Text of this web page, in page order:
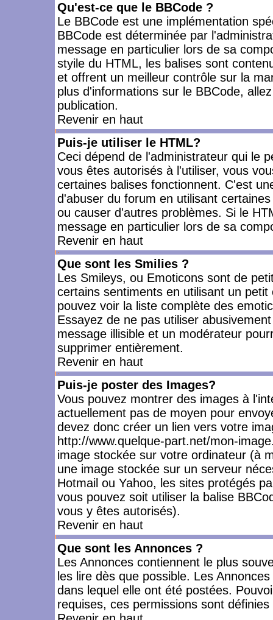
Qu'est-ce que le BBCode ?
Le BBCode est une implémentation
BBCode est déterminée par
message en particulier lors de sa
styile du HTML, les balises sont
et offrent un meilleur contrôle sur la
plus d'informations sur le BBCode,
publication.
Revenir en haut
Puis-je utiliser le HTML?
Ceci dépend de l'administrateur qui le
vous êtes autorisés à l'utiliser, vous
certaines balises fonctionnent. C'est
d'abuser du forum en utilisant
ou causer d'autres problèmes. Si le
message en particulier lors de sa
Revenir en haut
Que sont les Smilies ?
Les Smileys, ou Emoticons sont de
certains sentiments en utilisant un
pouvez voir la liste complète des
Essayez de ne pas utiliser
message illisible et un modérateur
supprimer entièrement.
Revenir en haut
Puis-je poster des Images?
Vous pouvez montrer des images à
actuellement pas de moyen pour
devez donc créer un lien vers votre
http://www.quelque-part.net/mon-
image stockée sur votre ordinateur (à
une image stockée sur un serveur
Hotmail ou Yahoo, les sites protégés
vous pouvez soit utiliser la balise
vous y êtes autorisés).
Revenir en haut
Que sont les Annonces ?
Les Annonces contiennent le plus
les lire dès que possible. Les
dans lequel elle ont été postées.
requises, ces permissions sont